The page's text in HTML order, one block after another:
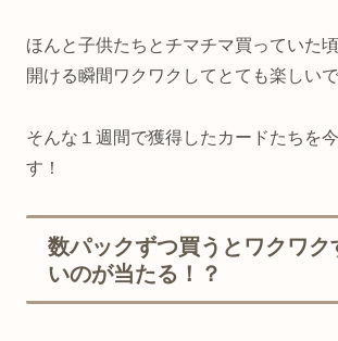
ほんと子供たちとチマチマ買っていた
開ける瞬間ワクワクしてとても楽しいで
そんな１週間で獲得したカードたちを
す！
数パックずつ買うとワクワク
いのが当たる！？